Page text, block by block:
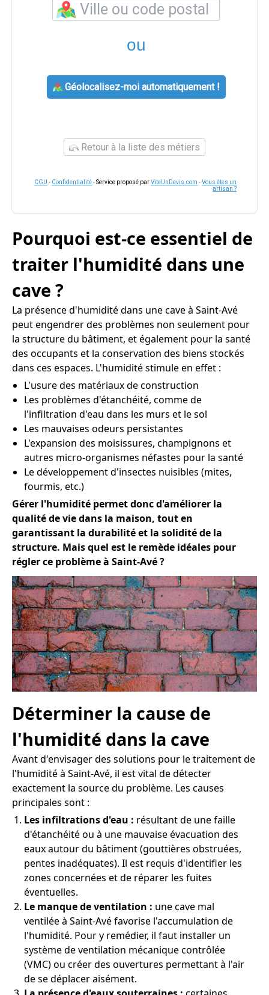
ou
Géolocalisez-moi automatiquement !
Retour à la liste des métiers
CGU - Confidentialité- Service proposé parViteUnDevis.com -Vous êtes un
artisan ?
Pourquoi est-ce essentiel de
traiter l'humidité dans une
cave ?
La présence d'humidité dans une cave à Saint-Avé
peut engendrer des problèmes non seulement pour
la structure du bâtiment, et également pour la santé
des occupants et la conservation des biens stockés
dans ces espaces. L'humidité stimule en effet :
L'usure des matériaux de construction
Les problèmes d'étanchéité, comme de
l'infiltration d'eau dans les murs et le sol
Les mauvaises odeurs persistantes
L'expansion des moisissures, champignons et
autres micro-organismes néfastes pour la santé
Le développement d'insectes nuisibles (mites,
fourmis, etc.)
Gérer l'humidité permet donc d'améliorer la
qualité de vie dans la maison, tout en
garantissant la durabilité et la solidité de la
structure. Mais quel est le remède idéales pour
régler ce problème à Saint-Avé ?
Déterminer la cause de
l'humidité dans la cave
Avant d'envisager des solutions pour le traitement de
l'humidité à Saint-Avé, il est vital de détecter
exactement la source du problème. Les causes
principales sont :
Les infiltrations d'eau : résultant de une faille
d'étanchéité ou à une mauvaise évacuation des
eaux autour du bâtiment (gouttières obstruées,
pentes inadéquates). Il est requis d'identifier les
zones concernées et de réparer les fuites
éventuelles.
Le manque de ventilation : une cave mal
ventilée à Saint-Avé favorise l'accumulation de
l'humidité. Pour y remédier, il faut installer un
système de ventilation mécanique contrôlée
(VMC) ou créer des ouvertures permettant à l'air
de se déplacer aisément.